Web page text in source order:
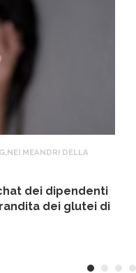
NEI MEANDRI DELLA
dei dipendenti
dei glutei di